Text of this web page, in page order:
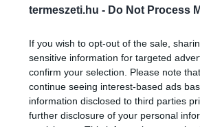
termeszeti.hu - Do Not Process
If you wish to opt-out of the sale,
sensitive information for targeted
confirm your selection. Please note
continue seeing interest-based ads
information disclosed to third parties
further disclosure of your personal